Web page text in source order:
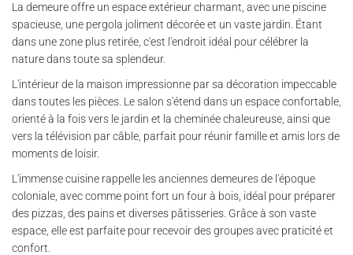
La demeure offre un espace extérieur charmant, avec une piscine
spacieuse, une pergola joliment décorée et un vaste jardin. Étant
dans une zone plus retirée, c'est l'endroit idéal pour célébrer la
nature dans toute sa splendeur.
L'intérieur de la maison impressionne par sa décoration impeccable
dans toutes les pièces. Le salon s'étend dans un espace confortable,
orienté à la fois vers le jardin et la cheminée chaleureuse, ainsi que
vers la télévision par câble, parfait pour réunir famille et amis lors de
moments de loisir.
L'immense cuisine rappelle les anciennes demeures de l'époque
coloniale, avec comme point fort un four à bois, idéal pour préparer
des pizzas, des pains et diverses pâtisseries. Grâce à son vaste
espace, elle est parfaite pour recevoir des groupes avec praticité et
confort.